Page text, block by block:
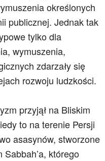
określonych
publicznej. Jednak tak
tylko dla
wymuszenia,
zdarzały się
rozwoju ludzkości.
przyjął na Bliskim
to na terenie Persji
asasynów, stworzone
którego